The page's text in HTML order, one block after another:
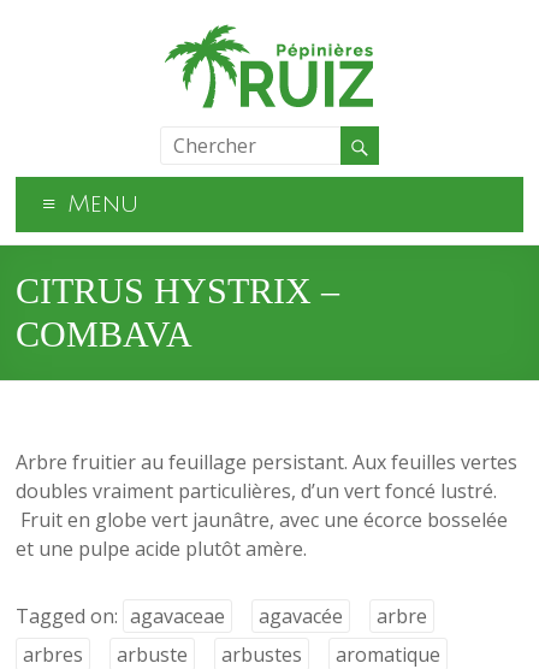
Menu
CITRUS HYSTRIX –
COMBAVA
Arbre fruitier au feuillage persistant. Aux feuilles vertes
doubles vraiment particulières, d’un vert foncé lustré.
Fruit en globe vert jaunâtre, avec une écorce bosselée
et une pulpe acide plutôt amère.
Tagged on: agavaceae agavacée
arbre
arbres
arbuste arbustes
aromatique